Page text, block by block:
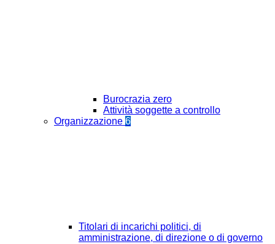
Burocrazia zero
Attività soggette a controllo
Organizzazione 6
Titolari di incarichi politici, di
amministrazione, di direzione o di governo